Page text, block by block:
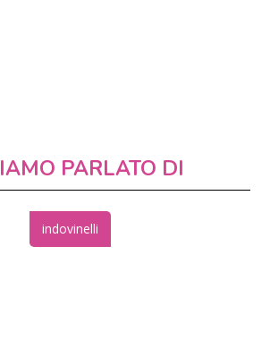
PARLATO DI
indovinelli